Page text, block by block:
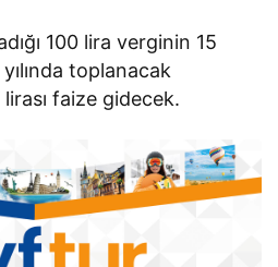
100 lira verginin 15
toplanacak
faize gidecek.